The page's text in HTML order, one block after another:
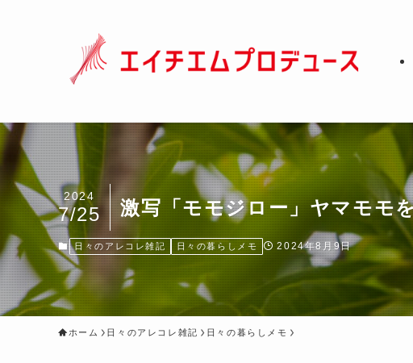
激写「モモジロー」ヤマモモ
2024
7/25
日々のアレコレ雑記 日々の暮らしメモ 2024年8月9日
ホーム 日々のアレコレ雑記 日々の暮らしメモ